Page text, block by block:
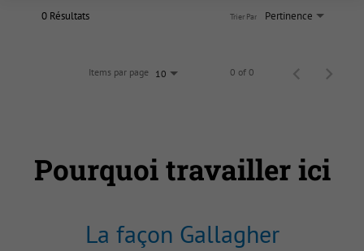
0 Résultats Pertinence
Trier Par
Items par page 10 0 of 0
Pourquoi travailler ici
La façon Gallagher